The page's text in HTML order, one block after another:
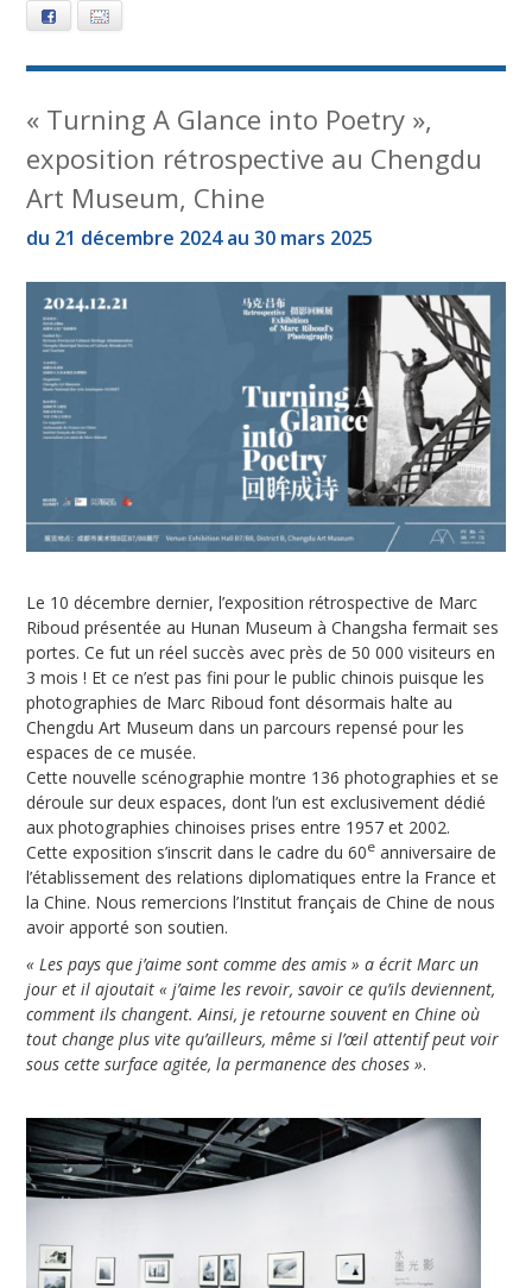
Facebook
« Turning A Glance into Poetry »,
exposition rétrospective au Chengdu
Art Museum, Chine
du 21 décembre 2024 au 30 mars 2025
Le 10 décembre dernier, l’exposition rétrospective de Marc
Riboud présentée au Hunan Museum à Changsha fermait ses
portes. Ce fut un réel succès avec près de 50 000 visiteurs en
3 mois ! Et ce n’est pas fini pour le public chinois puisque les
photographies de Marc Riboud font désormais halte au
Chengdu Art Museum dans un parcours repensé pour les
espaces de ce musée.
Cette nouvelle scénographie montre 136 photographies et se
déroule sur deux espaces, dont l’un est exclusivement dédié
aux photographies chinoises prises entre 1957 et 2002.
Cette exposition s’inscrit dans le cadre du 60e anniversaire de
l’établissement des relations diplomatiques entre la France et
la Chine. Nous remercions l’Institut français de Chine de nous
avoir apporté son soutien.
« Les pays que j’aime sont comme des amis » a écrit Marc un
jour et il ajoutait « j’aime les revoir, savoir ce qu’ils deviennent,
comment ils changent. Ainsi, je retourne souvent en Chine où
tout change plus vite qu’ailleurs, même si l’œil attentif peut voir
sous cette surface agitée, la permanence des choses ».